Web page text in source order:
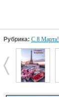
Рубрика: С 8 Марта!